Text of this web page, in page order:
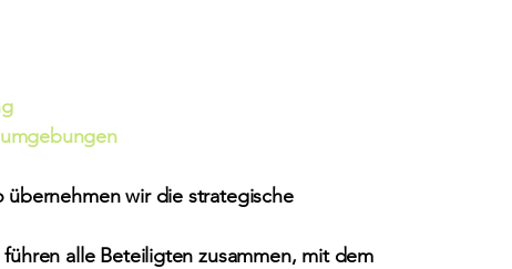
wir die strategische
alle Beteiligten zusammen, mit dem